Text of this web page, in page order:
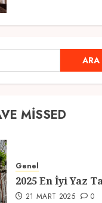
Ramazan Ayı
Atmosfer ve
21 MART 2025
ARA
MISSED
Genel
2025 En İyi Yaz
21 MART 2025 0